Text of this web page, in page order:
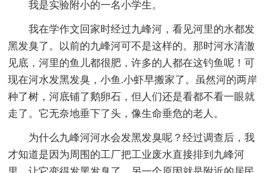
我是实验附小的一名小学生。
我在学作文回家时经过九峰河，看见河里的水都发
黑发臭了。以前的九峰河可不是这样的。那时河水清澈
见底，河里的鱼儿都很肥，许多的人都在这钓鱼呢！可
现在河水发黑发臭，小鱼.小虾早搬家了。虽然河的两岸
种了树，河底铺了鹅卵石，但人们还是看都不看一眼就
走了。它无奈地垂下了头，像生命垂危的老人。
为什么九峰河河水会发黑发臭呢？经过调查后，我
才知道是因为周围的工厂把工业废水直接排到九峰河